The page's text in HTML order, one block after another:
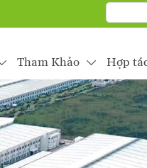
Tham Khảo  Hợp